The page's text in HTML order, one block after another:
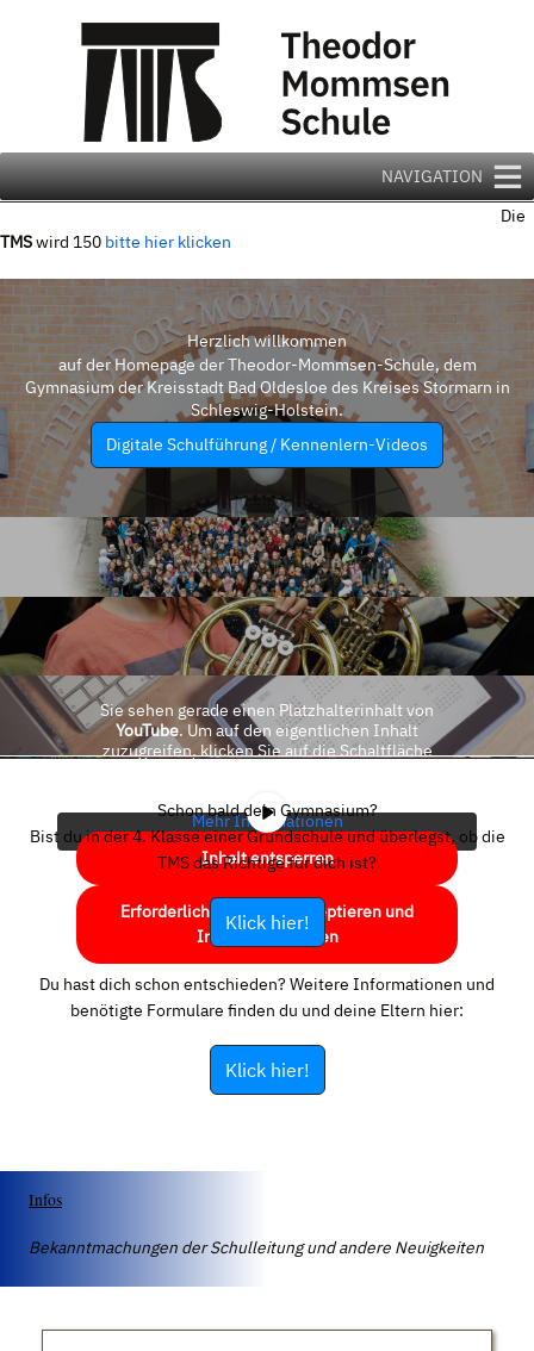
NAVIGATION
Die
TMSwird 150 bitte hier klicken
Herzlich willkommen
auf der Homepage der Theodor-Mommsen-Schule, dem
Gymnasium der Kreisstadt Bad Oldesloe des Kreises Stormarn in
Schleswig-Holstein.
Digitale Schulführung / Kennenlern-Videos
Sie sehen gerade einen Platzhalterinhalt von
YouTube. Um auf den eigentlichen Inhalt
zuzugreifen, klicken Sie auf die Schaltfläche
Mehr Informationen
Inhalt entsperren
Erforderlichen Service akzeptieren und
Inhalte entsperren
Schon bald dein Gymnasium?
Bist du in der 4. Klasse einer Grundschule und überlegst, ob die
TMS das Richtige für dich ist?
Klick hier!
Du hast dich schon entschieden? Weitere Informationen und
benötigte Formulare finden du und deine Eltern hier:
Klick hier!
Infos
Bekanntmachungen der Schulleitung und andere Neuigkeiten